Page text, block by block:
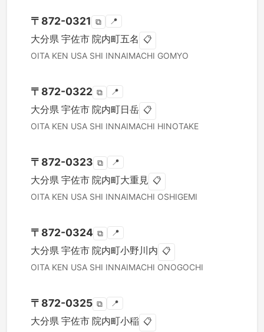
〒 872-0321 ⧉ 📍
大分県 宇佐市 院内町五名 📋
OITA KEN USA SHI INNAIMACHI GOMYO
〒 872-0322 ⧉ 📍
大分県 宇佐市 院内町日岳 📋
OITA KEN USA SHI INNAIMACHI HINOTAKE
〒 872-0323 ⧉ 📍
大分県 宇佐市 院内町大重見 📋
OITA KEN USA SHI INNAIMACHI OSHIGEMI
〒 872-0324 ⧉ 📍
大分県 宇佐市 院内町小野川内 📋
OITA KEN USA SHI INNAIMACHI ONOGOCHI
〒 872-0325 ⧉ 📍
大分県 宇佐市 院内町小稲 📋